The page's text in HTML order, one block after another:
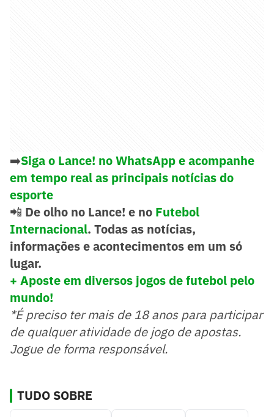
➡️Siga o Lance! no WhatsApp e acompanhe
em tempo real as principais notícias do
esporte
📲 De olho no Lance! e no Futebol
Internacional. Todas as notícias,
informações e acontecimentos em um só
lugar.
+ Aposte em diversos jogos de futebol pelo
mundo!
*É preciso ter mais de 18 anos para participar
de qualquer atividade de jogo de apostas.
Jogue de forma responsável.
TUDO SOBRE